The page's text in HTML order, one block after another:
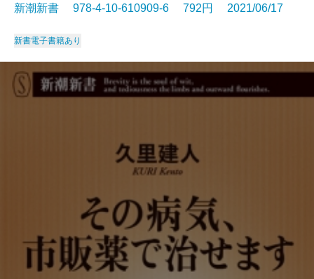
新潮新書 978-4-10-610909-6 792円 2021/06/17
新書電子書籍あり